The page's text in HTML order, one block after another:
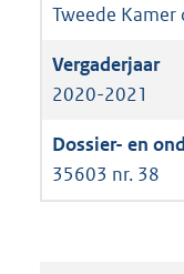
Tweede Kamer
2020-2021
35603 nr. 38